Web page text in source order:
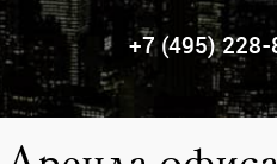
+7 (495)